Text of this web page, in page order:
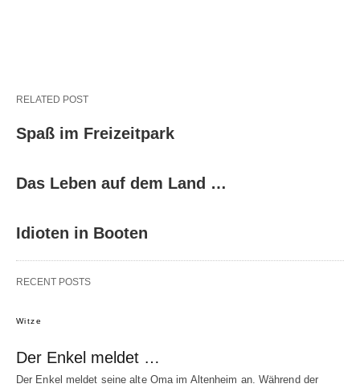
RELATED POST
Spaß im Freizeitpark
Das Leben auf dem Land …
Idioten in Booten
RECENT POSTS
Witze
Der Enkel meldet …
Der Enkel meldet seine alte Oma im Altenheim an. Während der